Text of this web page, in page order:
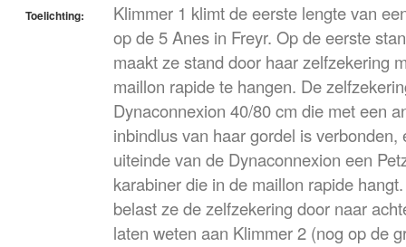
Toelichting:
Klimmer 1 klimt de eerste lengte van
op de 5 Anes in Freyr. Op de eerste
maakt ze stand door haar zelfzekering
maillon rapide te hangen. De
Dynaconnexion 40/80 cm die met een
inbindlus van haar gordel is verbonden,
uiteinde van de Dynaconnexion een
karabiner die in de maillon rapide
belast ze de zelfzekering door naar
laten weten aan Klimmer 2 (nog op de